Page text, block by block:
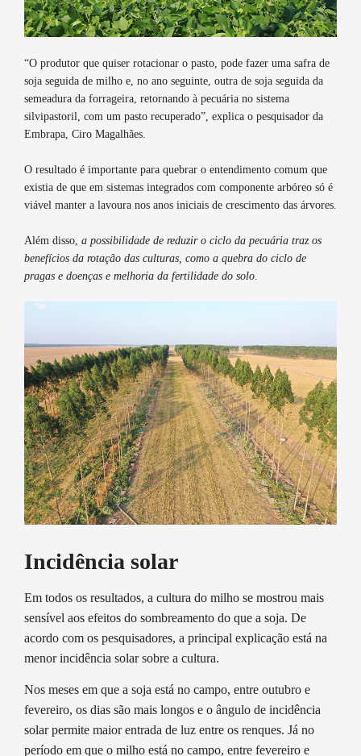
“O produtor que quiser rotacionar o pasto, pode fazer uma safra de
soja seguida de milho e, no ano seguinte, outra de soja seguida da
semeadura da forrageira, retornando à pecuária no sistema
silvipastoril, com um pasto recuperado”, explica o pesquisador da
Embrapa, Ciro Magalhães.
O resultado é importante para quebrar o entendimento comum que
existia de que em sistemas integrados com componente arbóreo só é
viável manter a lavoura nos anos iniciais de crescimento das árvores.
Além disso, a possibilidade de reduzir o ciclo da pecuária traz os
benefícios da rotação das culturas, como a quebra do ciclo de
pragas e doenças e melhoria da fertilidade do solo
Incidência solar
Em todos os resultados, a cultura do milho se mostrou mais
sensível aos efeitos do sombreamento do que a soja. De
acordo com os pesquisadores, a principal explicação está na
menor incidência solar sobre a cultura.
Nos meses em que a soja está no campo, entre outubro e
fevereiro, os dias são mais longos e o ângulo de incidência
solar permite maior entrada de luz entre os renques. Já no
período em que o milho está no campo, entre fevereiro e